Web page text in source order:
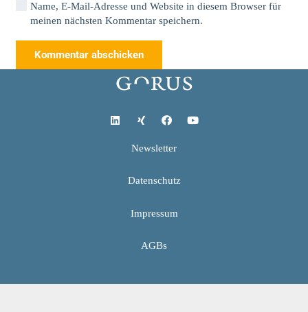
Name, E-Mail-Adresse und Website in diesem Browser für
meinen nächsten Kommentar speichern.
Kommentar abschicken
Newsletter
Datenschutz
Impressum
AGBs